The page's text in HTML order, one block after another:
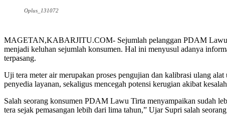
Oplus_131072
MAGETAN,KABARJITU.COM- Sejumlah pelanggan PDAM Lawu
menjadi keluhan sejumlah konsumen. Hal ini menyusul adanya
terpasang.
Uji tera meter air merupakan proses pengujian dan kalibrasi ulang
penyedia layanan, sekaligus mencegah potensi kerugian akibat
Salah seorang konsumen PDAM Lawu Tirta menyampaikan sudah
tera sejak pemasangan lebih dari lima tahun,” Ujar Supri salah